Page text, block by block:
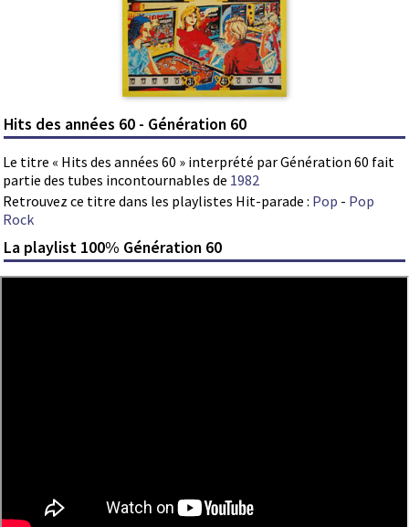
Hits des années 60 - Génération 60
Le titre « Hits des années 60 » interprété par Génération 60 fait
partie des tubes incontournables de 1982
Retrouvez ce titre dans les playlistes Hit-parade : Pop - Pop
Rock
La playlist 100% Génération 60